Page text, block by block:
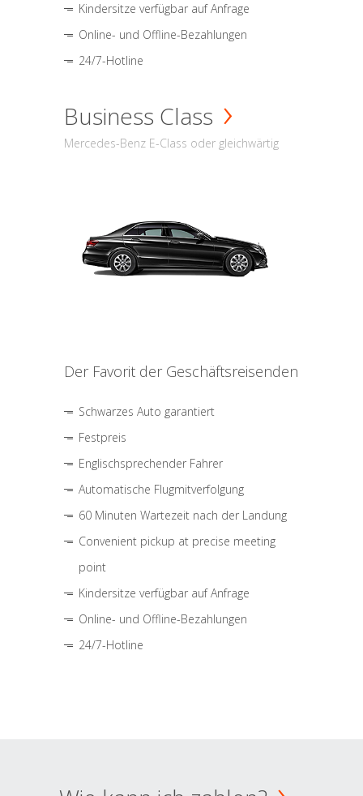
Kindersitze verfügbar auf Anfrage
Online- und Offline-Bezahlungen
24/7-Hotline
Business Class
Mercedes-Benz E-Class oder gleichwärtig
Der Favorit der Geschäftsreisenden
Schwarzes Auto garantiert
Festpreis
Englischsprechender Fahrer
Automatische Flugmitverfolgung
60 Minuten Wartezeit nach der Landung
Convenient pickup at precise meeting
point
Kindersitze verfügbar auf Anfrage
Online- und Offline-Bezahlungen
24/7-Hotline